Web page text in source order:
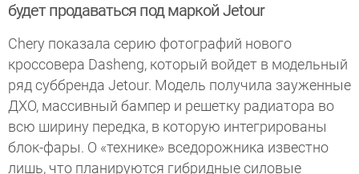
будет продаваться под маркой Jetour
Chery показала серию фотографий нового
кроссовера Dasheng, который войдет в модельный
ряд суббренда Jetour. Модель получила зауженные
ДХО, массивный бампер и решетку радиатора во
всю ширину передка, в которую интегрированы
блок-фары. О «технике» вседорожника известно
лишь, что планируются гибридные силовые